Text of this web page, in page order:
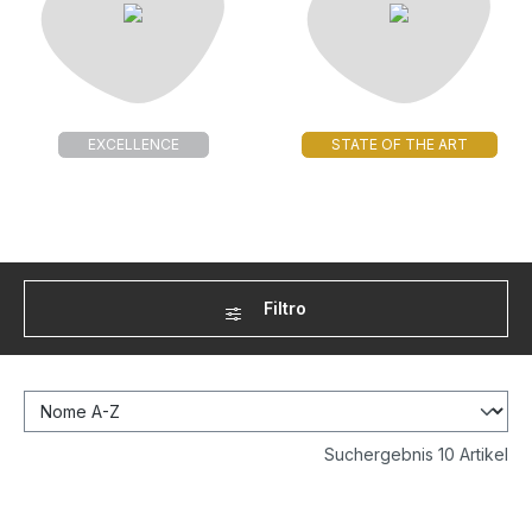
EXCELLENCE STATE OF THE ART
Filtro
Suchergebnis 10 Artikel